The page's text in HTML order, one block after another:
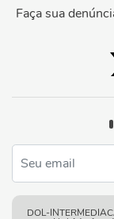
Faça sua
DOL-